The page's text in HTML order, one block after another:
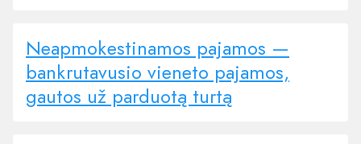
Neapmokestinamos pajamos —
bankrutavusio vieneto pajamos,
gautos už parduotą turtą